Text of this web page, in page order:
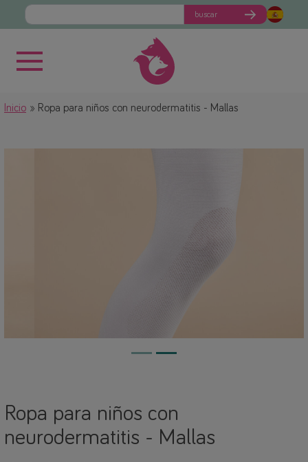
buscar
Inicio Ropa para niños con neurodermatitis - Mallas
Ropa para niños con
neurodermatitis - Mallas